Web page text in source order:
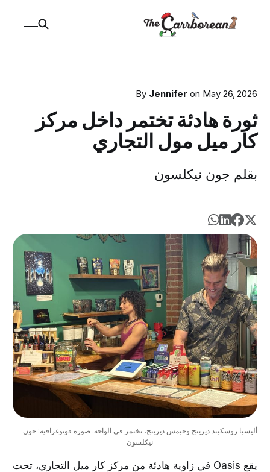
By Jennifer on May 26, 2026
ثورة هادئة تختمر داخل مركز
كار ميل مول التجاري
بقلم جون نيكلسون
نيكلسون
يقع Oasis في زاوية هادئة من مركز كار ميل التجاري، تحت